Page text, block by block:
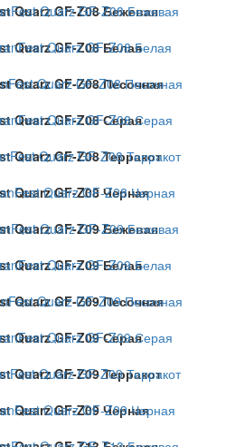
Quarz GF-Z08 Бежевая
Quarz GF-Z08 Белая
Quarz GF-Z08 Песочная
Quarz GF-Z08 Серая
Quarz GF-Z08 Терракот
Quarz GF-Z08 Черная
Quarz GF-Z09 Бежевая
Quarz GF-Z09 Белая
Quarz GF-Z09 Песочная
Quarz GF-Z09 Серая
Quarz GF-Z09 Терракот
Quarz GF-Z09 Черная